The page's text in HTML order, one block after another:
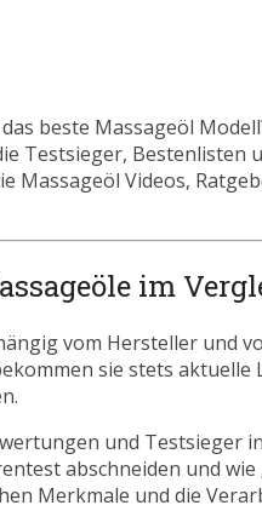
beste Massageöl
Testsieger, Bestenlisten
Videos,
im
vom Hersteller und
sie stets
und Testsieger
abschneiden und wie
Merkmale und die